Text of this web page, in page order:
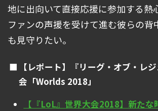
地に出向いて直接応援に参加する熱
ファンの声援を受けて進む彼らの背
も見守りたい。
【レポート】『リーグ・オブ・レ
会「Worlds 2018」
【『LoL』世界大会2018】新たな